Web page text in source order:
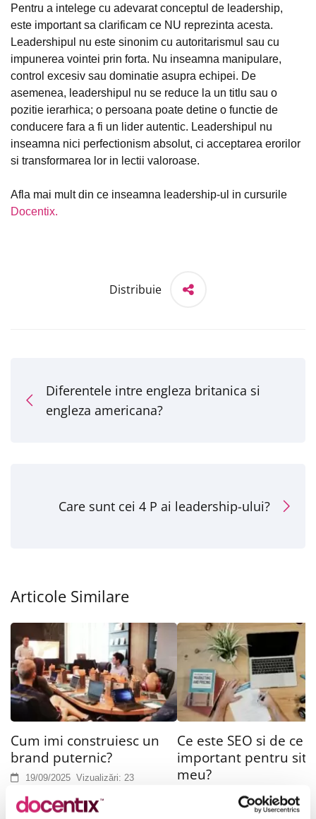
Pentru a intelege cu adevarat conceptul de leadership,
este important sa clarificam ce NU reprezinta acesta.
Leadershipul nu este sinonim cu autoritarismul sau cu
impunerea vointei prin forta. Nu inseamna manipulare,
control excesiv sau dominatie asupra echipei. De
asemenea, leadershipul nu se reduce la un titlu sau o
pozitie ierarhica; o persoana poate detine o functie de
conducere fara a fi un lider autentic. Leadershipul nu
inseamna nici perfectionism absolut, ci acceptarea erorilor
si transformarea lor in lectii valoroase.
Afla mai mult din ce inseamna leadership-ul in cursurile
Docentix.
Distribuie
Diferentele intre engleza britanica si
engleza americana?
Care sunt cei 4 P ai leadership-ului?
Articole Similare
Cum imi construiesc un
brand puternic?
19/09/2025 Vizualizări: 23
Ce este SEO si de ce
important pentru
meu?
Vizualizări: 20